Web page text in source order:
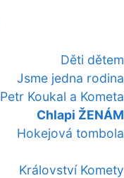
Děti dětem
Jsme jedna rodina
Petr Koukal a Kometa
Chlapi ŽENÁM
Hokejová tombola
Království Komety